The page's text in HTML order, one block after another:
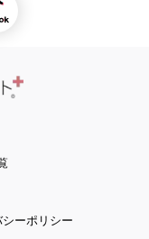
ーポリシー